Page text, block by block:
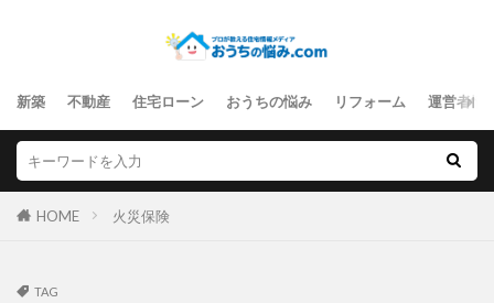
新築 不動産 住宅ローン おうちの悩み リフォーム 運営者情
HOME 火災保険
TAG